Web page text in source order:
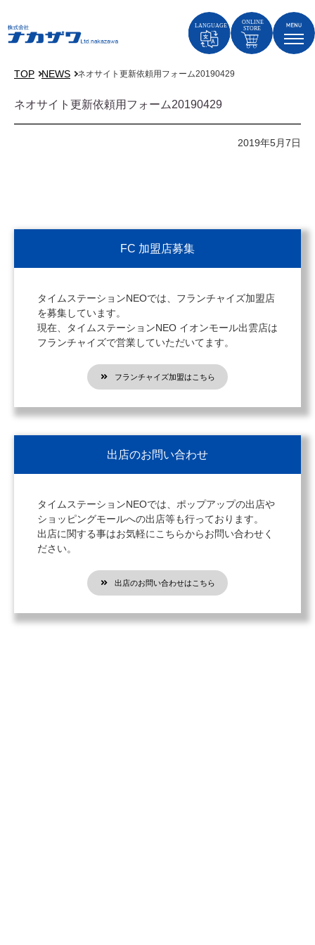
TOP NEWS ネオサイト更新依頼用フォーム20190429
ネオサイト更新依頼用フォーム20190429
2019年5月7日
FC 加盟店募集
タイムステーションNEOでは、フランチャイズ加盟店
を募集しています。
現在、タイムステーションNEO イオンモール出雲店は
フランチャイズで営業していただいてます。
フランチャイズ加盟はこちら
出店のお問い合わせ
タイムステーションNEOでは、ポップアップの出店や
ショッピングモールへの出店等も行っております。
出店に関する事はお気軽にこちらからお問い合わせく
ださい。
出店のお問い合わせはこちら